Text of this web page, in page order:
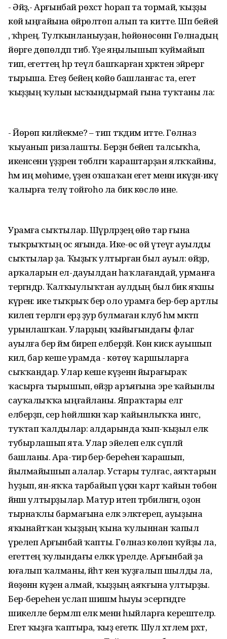
- Әйҙә,- Арғынбай рөхсәт һорап та тормай, ҡыҙҙы
көй ыңғайына өйрөлтөп алып та китте. Шәп бейей
, ҡәһәрең. Тулҡынланыуҙан, һөйөнөсөнән Гөлнадың
йөрәге дөпөлдәп тибә. Үҙе яңылышып ҡуймайып
тип, егеттең һәр теүәл башҡарған хәрәкәтенә эйәрергә
тырыша. Етеҙ бейең көйө башланғас та, егет
ҡыҙҙың ҡулын ысҡындырмай ғына туҡтаны ла:
- Йөрөп киләйекме? – тип тәҡдим итте. Гөлназ
ҡыуанып ризалашты. Берҙән бейеп талсыҡһа,
икенсенән үҙҙәренә төбәлгән ҡараштарҙан ялҡҡайны,
һәм иң мөһиме, үҙенә оҡшаҡан егет менән икәүҙән-икәү
ҡалырға теләү тойғоһо ла бик көслө ине.
Урамға сыҡтылар. Шәүрәләрҙең өйө тар ғына
тыҡрыҡтың ос яғында. Ике-өс өй үтеүгә ауылды
сыҡтылар ҙа. Ҡыҙыҡ ултырған был ауыл: өйҙәр,
арҡаларын ел-дауылдан һаҡлағандай, урманға
терәгәндәр. Ҡалҡыулыҡтан аулдың был бик яҡшы
күренә: ике тыҡрыҡ бер оло урамға бер-бер артлы
килеп терәлгән ерҙә ҙур булмаған клуб һәм мәктәп
урынлашҡан. Уларҙың ҡыйығындағы флаг
ауылға бер йәм биреп елберҙәй. Көн кискә ауышып
килә, бар кеше урамда - көтөү ҡаршыларға
сыҡҡандар. Улар кеше күҙенән йырағыраҡ
ҡасырға тырышып, өйҙәр аръяғына эре ҡайынлы
сауҡалыҡҡа ыңғайланы. Япраҡтары елгә
елберҙәп, сер һөйләшкән ҡар ҡайынлыҡҡа ингәс,
туҡтап ҡалдылар: алдарында ҡып-ҡыҙыл еләк
тубырлашып ята. Улар эйелеп еләк сүпләй
башланы. Ара-тирә бер-береһенә ҡарашып,
йылмайышып алалар. Устары тулғас, аяҡтарын
һуҙып, ян-яҡҡа тарбайып үҫкән ҡарт ҡайын төбөнә
йәнәш ултырҙылар. Матур итеп тәрбиләнгән, оҙон
тырнаҡлы бармағына еләк эләктереп, ауыҙына
яҡынайтҡан ҡыҙҙың ҡына ҡулыннан ҡапыл
үрелеп Арғынбай ҡапты. Гөлназ көлөп ҡуйҙы ла,
егеттең ҡулындағы еләккә үрелде. Арғынбай ҙа
юғалып ҡалманы, йәһәт кенә ҡуҙғалып шылды ла,
йөҙөнән күҙен алмай, ҡыҙҙың аяҡғына ултырҙы.
Бер-береһенә услап шишмә һыуы эсергәндәге
шикелле берәмләп еләк менән һыйларға керештеләр.
Егет ҡыҙға ҡаптыра, ҡыҙ егеткә. Шул хәтлем рәхәт,